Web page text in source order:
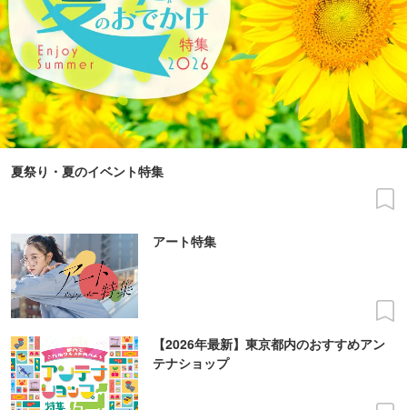
夏祭り・夏のイベント特集
アート特集
【2026年最新】東京都内のおすすめアン
テナショップ